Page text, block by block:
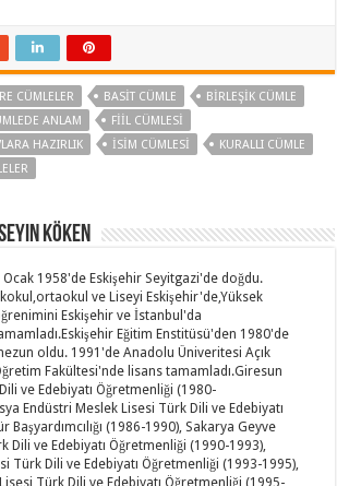
CÜMLELER BASIT CÜMLE
BIRLEŞIK CÜMLE
ANLAM
FIIL CÜMLESI
HAZIRLIK
İSIM CÜMLESI
KURALLI CÜMLE
KÖKEN
Ocak 1958'de Eskişehir Seyitgazi'de doğdu.
ve Liseyi Eskişehir'de,Yüksek
Eskişehir ve İstanbul'da
Eğitim Enstitüsü'den 1980'de
oldu. 1991'de Anadolu Üniveritesi Açık
Fakültesi'nde lisans tamamladı.Giresun
ve Edebiyatı Öğretmenliği (1980-
Endüstri Meslek Lisesi Türk Dili ve Edebiyatı
Başyardımcılığı (1986-1990), Sakarya Geyve
Dili ve Edebiyatı Öğretmenliği (1990-1993),
Türk Dili ve Edebiyatı Öğretmenliği (1993-1995),
Türk Dili ve Edebiyatı Öğretmenliği (1995-